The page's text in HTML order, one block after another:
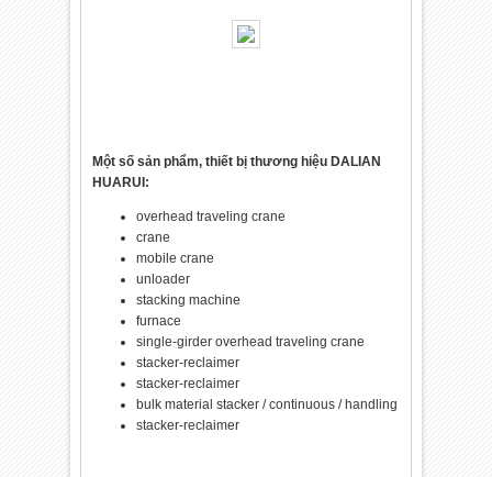
Một số sản phẩm, thiết bị thương hiệu DALIAN
HUARUI:
overhead traveling crane
crane
mobile crane
unloader
stacking machine
furnace
single-girder overhead traveling crane
stacker-reclaimer
stacker-reclaimer
bulk material stacker / continuous / handling
stacker-reclaimer